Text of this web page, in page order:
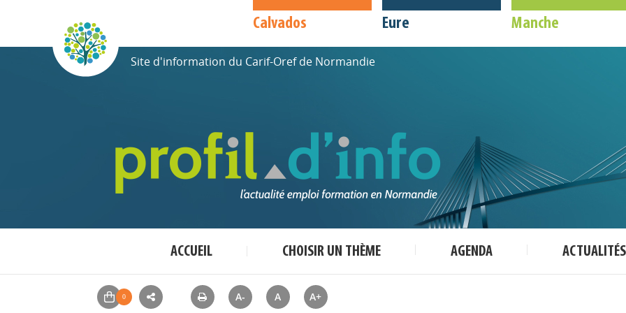
Calvados Eure Manche
Site d'information du Carif-Oref de Normandie
ACCUEIL CHOISIR UN THÈME AGENDA ACTUALITÉS
A- A A+